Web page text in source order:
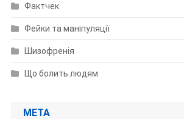
Фактчек
Фейки та маніпуляції
Шизофренія
Що болить людям
МЕТА